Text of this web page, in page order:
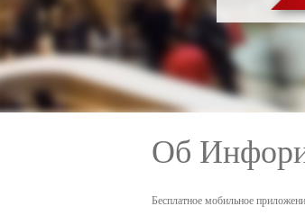
Об
Бесплатное мобильное